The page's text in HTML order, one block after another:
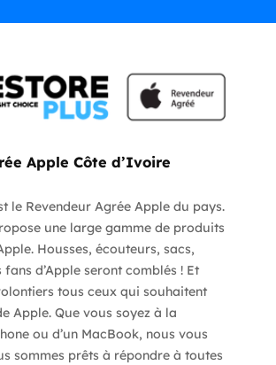
Apple Côte d’Ivoire
le Revendeur Agrée Apple du pays.
une large gamme de produits
Housses, écouteurs, sacs,
d’Apple seront comblés ! Et
tous ceux qui souhaitent
Apple. Que vous soyez à la
ou d’un MacBook, nous vous
sommes prêts à répondre à toutes